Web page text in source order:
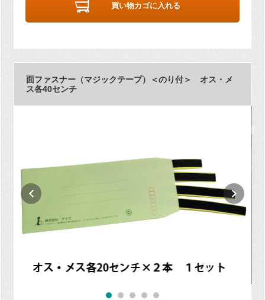
買い物カゴに入れる
面ファスナー（マジックテープ）＜のり付＞ オス・メ
ス各40センチ